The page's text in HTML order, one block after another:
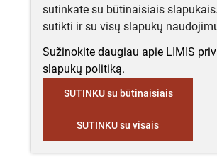
sutinkate su būtinaisiais
sutikti ir su visų slapukų
Sužinokite daugiau apie LIMIS
slapukų politiką.
SUTINKU su būtinaisiais
SUTINKU su visais